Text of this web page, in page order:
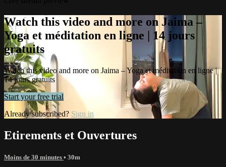
Watch this video and more on Jaima –
Yoga et méditation en ligne | 14 jours
gratuits
Watch this video and more on Jaima – Yoga et méditation en ligne |
14 jours gratuits
Start your free trial
Already subscribed? Sign in
Etirements et Ouvertures
Moins de 30 minutes • 30m